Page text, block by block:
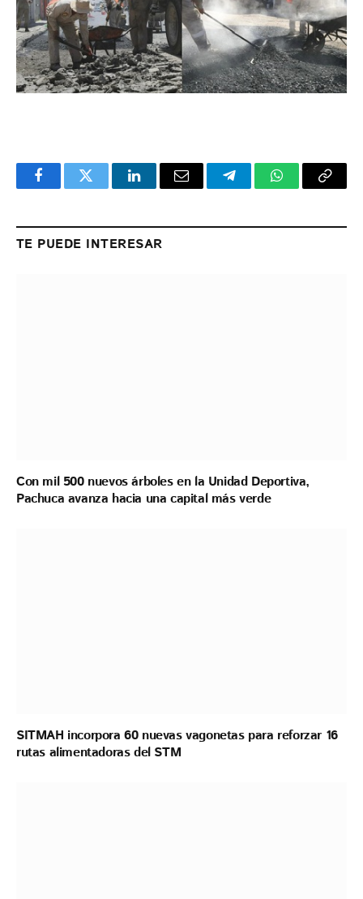
FacebookTwitter LinkedInEmail TelegramWhatsApp
Copy
TE PUEDE INTERESAR
Con mil 500 nuevos árboles en la Unidad Deportiva,
Pachuca avanza hacia una capital más verde
SITMAH incorpora 60 nuevas vagonetas para reforzar 16
rutas alimentadoras del STM